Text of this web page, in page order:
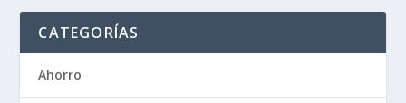
CATEGORÍAS
Ahorro